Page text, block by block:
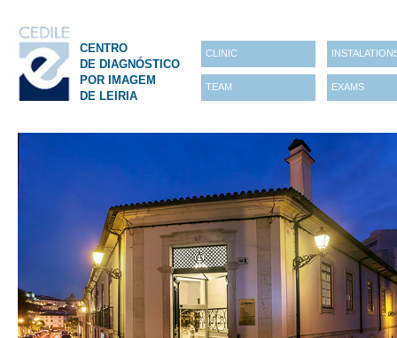
CENTRO
DE DIAGNÓSTICO
POR IMAGEM
DE LEIRIA
CLINIC
TEAM EXAMS